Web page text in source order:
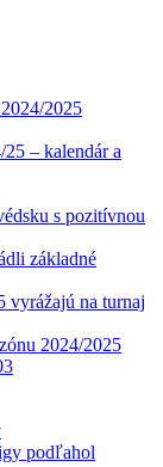
2025
– kalendár a
s pozitívnou
základné
vyrážajú na turnaj
2024/2025
podľahol